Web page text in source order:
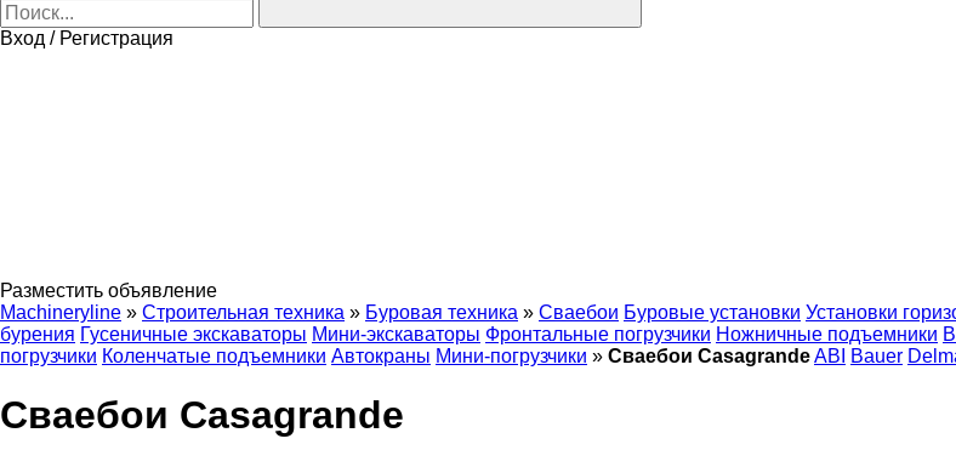
Вход / Регистрация
Разместить объявление
Machineryline » Строительная техника » Буровая техника » Сваебои Буровые установки Установки
бурения Гусеничные экскаваторы Мини-экскаваторы Фронтальные погрузчики Ножничные подъемники
погрузчики Коленчатые подъемники Автокраны Мини-погрузчики » Сваебои CasagrandeABI Bauer
Сваебои Casagrande